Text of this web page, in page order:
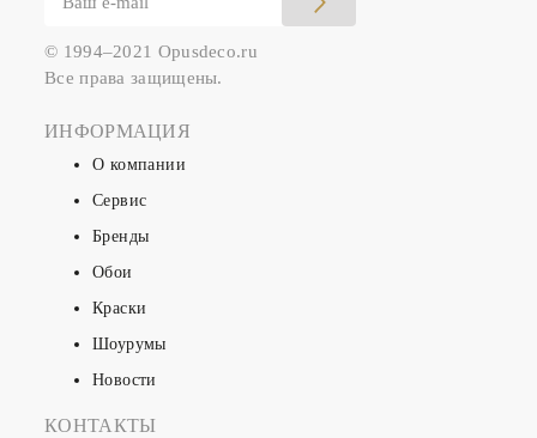
© 1994–2021 Opusdeco.ru
Все права защищены.
ИНФОРМАЦИЯ
О компании
Сервис
Бренды
Обои
Краски
Шоурумы
Новости
КОНТАКТЫ